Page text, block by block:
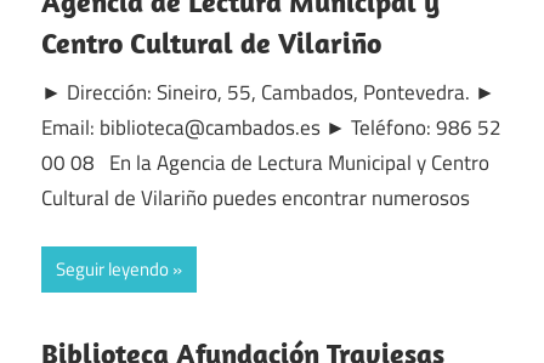
Centro Cultural de Vilariño
► Dirección: Sineiro, 55, Cambados, Pontevedra. ►
Email: biblioteca@cambados.es ► Teléfono: 986 52
00 08 En la Agencia de Lectura Municipal y Centro
Cultural de Vilariño puedes encontrar numerosos
Seguir leyendo
Biblioteca Afundación Traviesas